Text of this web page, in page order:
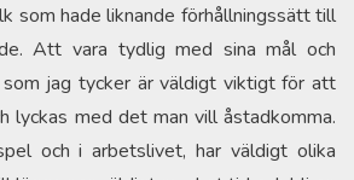
som hade liknande förhållningssätt till
Att vara tydlig med sina mål och
jag tycker är väldigt viktigt för att
lyckas med det man vill åstadkomma.
och i arbetslivet, har väldigt olika